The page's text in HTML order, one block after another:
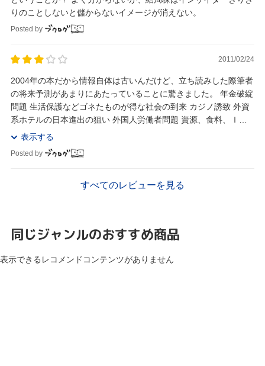
りのことしないと儲からないイメージが消えない。
Posted by
2011/02/24
2004年の本だから情報自体は古いんだけど、立ち読みした際筆者
の将来予測があまりにあたっていることに驚きました。 年金破綻
問題 生活保護などゴネたものが得な社会の到来 カジノ誘致 外資
系ホテルの日本進出の狙い 外国人労働者問題 資源、食料、ＩＴ
とかなり多種多様な情報が...
表示する
Posted by
すべてのレビューを見る
同じジャンルのおすすめ商品
表示できるレコメンドコンテンツがありません